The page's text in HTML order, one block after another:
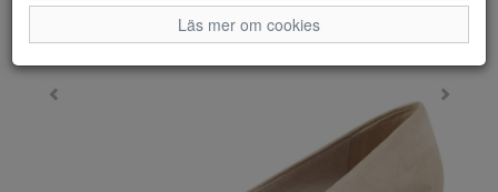
Läs mer om cookies